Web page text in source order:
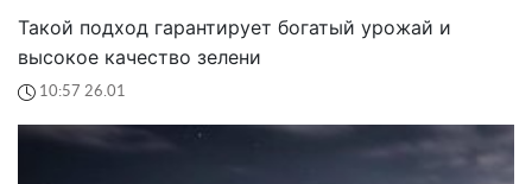
Такой подход гарантирует богатый урожай и
высокое качество зелени
10:57 26.01